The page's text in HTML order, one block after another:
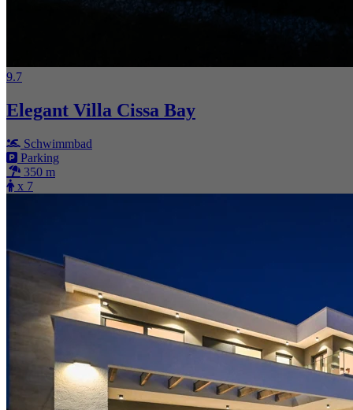
9.7
Elegant Villa Cissa Bay
Schwimmbad
Parking
350 m
x 7